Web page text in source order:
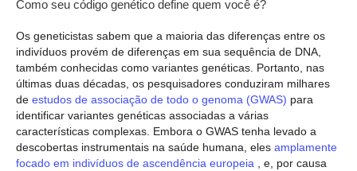
Como seu código genético define quem você é?
Os geneticistas sabem que a maioria das diferenças entre os
indivíduos provém de diferenças em sua sequência de DNA,
também conhecidas como variantes genéticas. Portanto, nas
últimas duas décadas, os pesquisadores conduziram milhares
de estudos de associação de todo o genoma (GWAS) para
identificar variantes genéticas associadas a várias
características complexas. Embora o GWAS tenha levado a
descobertas instrumentais na saúde humana, eles amplamente
focado em indivíduos de ascendência europeia , e, por causa